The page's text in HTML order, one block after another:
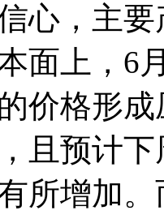
心，主
面上，6
价格形
且预计
所增加